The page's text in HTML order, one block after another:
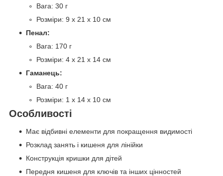
Вага: 30 г
Розміри: 9 x 21 x 10 см
Пенал:
Вага: 170 г
Розміри: 4 x 21 x 14 см
Гаманець:
Вага: 40 г
Розміри: 1 x 14 x 10 см
Особливості
Має відбивні елементи для покращення видимості
Розклад занять і кишеня для лінійки
Конструкція кришки для дітей
Передня кишеня для ключів та інших цінностей